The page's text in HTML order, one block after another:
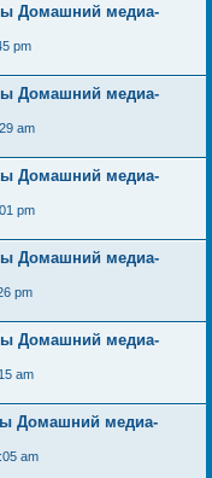
Домашний медиа-
pm
Домашний медиа-
am
Домашний медиа-
pm
Домашний медиа-
pm
Домашний медиа-
am
Домашний медиа-
am